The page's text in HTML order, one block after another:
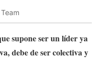
supone ser un líder ya
debe de ser colectiva y